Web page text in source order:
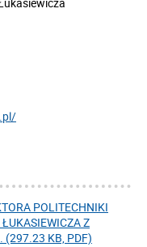
POLITECHNIKI
Z
(297.23 KB, PDF)